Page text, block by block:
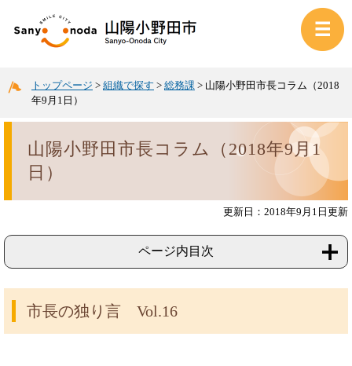
トップページ > 組織で探す > 総務課 > 山陽小野田市長コラム（2018
年9月1日）
山陽小野田市長コラム（2018年9月1
日）
更新日：2018年9月1日更新
ページ内目次
市長の独り言 Vol.16